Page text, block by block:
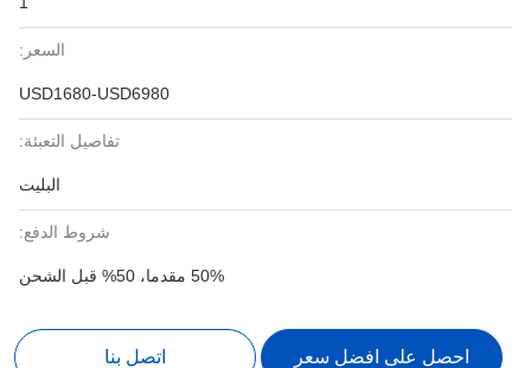
السعر:
USD1680-USD6980
تفاصيل التعبئة:
البليت
شروط الدفع:
50% مقدما، 50% قبل الشحن
احصل على افضل سعر اتصل بنا